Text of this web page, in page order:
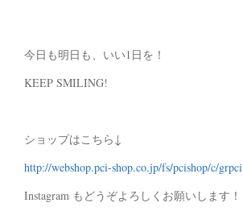
今日も明日も、いい1日を！
KEEP SMILING!
ショップはこちら↓
http://webshop.pci-shop.co.jp/fs/pcishop/c/grpci
Instagram もどうぞよろしくお願いします！